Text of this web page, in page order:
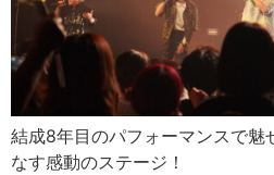
結成8年目のパフォーマンスで魅
なす感動のステージ！